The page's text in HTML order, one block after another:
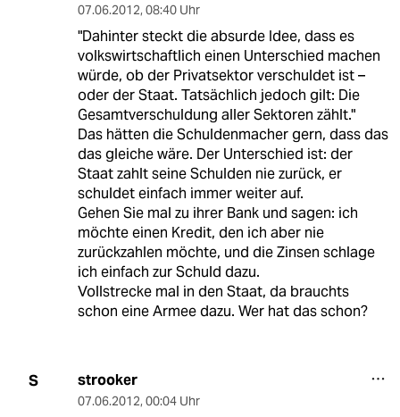
07.06.2012, 08:40 Uhr
"Dahinter steckt die absurde Idee, dass es
volkswirtschaftlich einen Unterschied machen
würde, ob der Privatsektor verschuldet ist –
oder der Staat. Tatsächlich jedoch gilt: Die
Gesamtverschuldung aller Sektoren zählt."
Das hätten die Schuldenmacher gern, dass das
das gleiche wäre. Der Unterschied ist: der
Staat zahlt seine Schulden nie zurück, er
schuldet einfach immer weiter auf.
Gehen Sie mal zu ihrer Bank und sagen: ich
möchte einen Kredit, den ich aber nie
zurückzahlen möchte, und die Zinsen schlage
ich einfach zur Schuld dazu.
Vollstrecke mal in den Staat, da brauchts
schon eine Armee dazu. Wer hat das schon?
S strooker
07.06.2012, 00:04 Uhr